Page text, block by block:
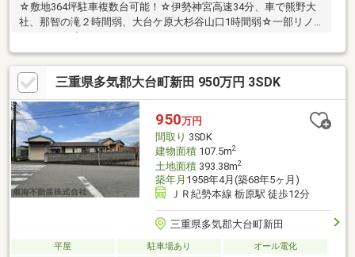
☆敷地364坪駐車複数台可能！☆伊勢神宮高速34分、車で熊野大
社、那智の滝２時間弱、大台ケ原大杉谷山口1時間弱☆一部リノ
三重県多気郡大台町新田 950万円 3SDK
950万円
間取り 3SDK
建物面積107.5m2
土地面積393.38m2
築年月 1958年4月(築68年5ヶ月)
ＪＲ紀勢本線 栃原駅 徒歩12分
三重県多気郡大台町新田
平屋 駐車場あり オール電化